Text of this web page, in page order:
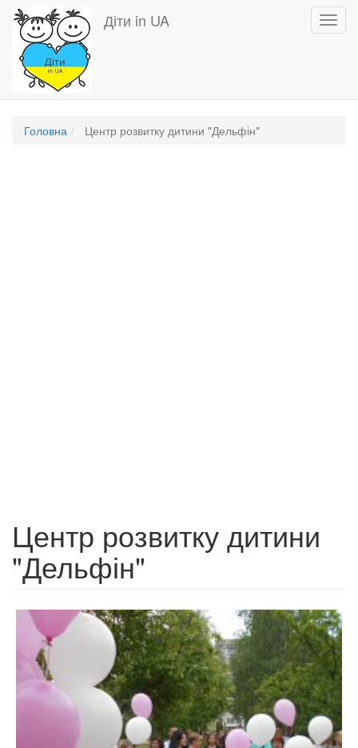
Перейти
основного
вмісту
Діти in UA
Головна Центр розвитку дитини "Дельфін"
Центр розвитку дитини
"Дельфін"